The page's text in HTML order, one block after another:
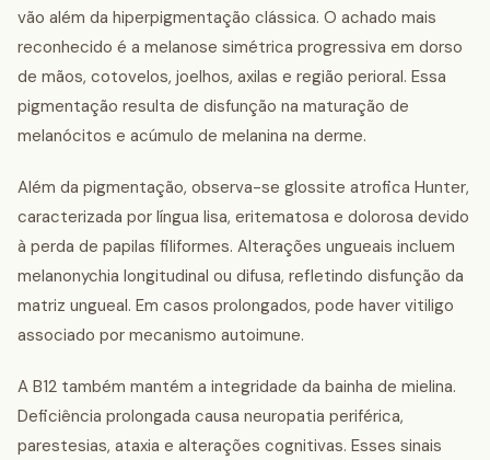
vão além da hiperpigmentação clássica. O achado mais
reconhecido é a melanose simétrica progressiva em dorso
de mãos, cotovelos, joelhos, axilas e região perioral. Essa
pigmentação resulta de disfunção na maturação de
melanócitos e acúmulo de melanina na derme.
Além da pigmentação, observa-se glossite atrofica Hunter,
caracterizada por língua lisa, eritematosa e dolorosa devido
à perda de papilas filiformes. Alterações ungueais incluem
melanonychia longitudinal ou difusa, refletindo disfunção da
matriz ungueal. Em casos prolongados, pode haver vitiligo
associado por mecanismo autoimune.
A B12 também mantém a integridade da bainha de mielina.
Deficiência prolongada causa neuropatia periférica,
parestesias, ataxia e alterações cognitivas. Esses sinais